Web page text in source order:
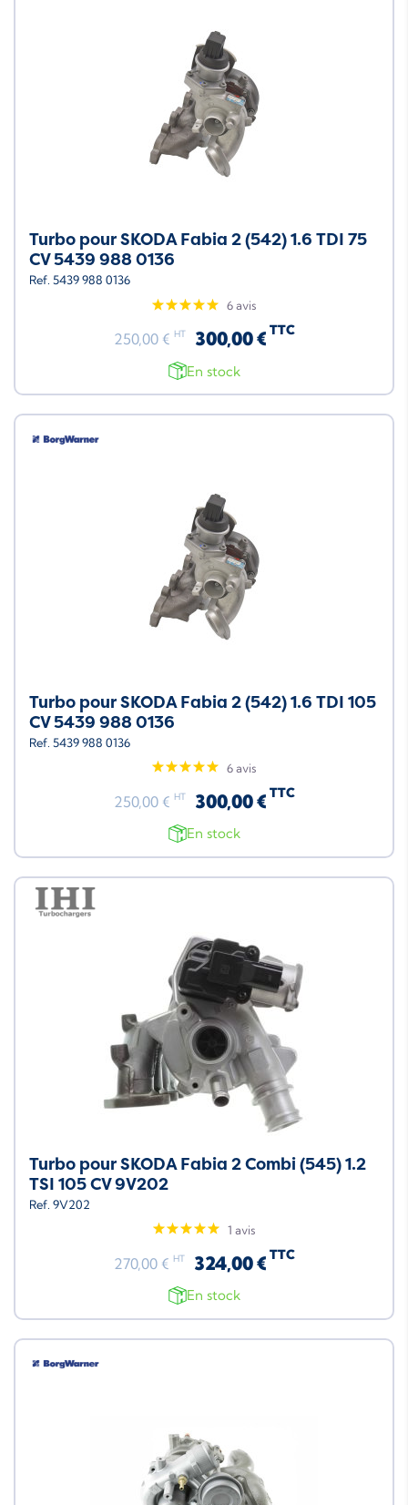
Turbo pour SKODA Fabia 2 (542) 1.6 TDI 75
CV 5439 988 0136
Ref. 5439 988 0136
6 avis
250,00 € HT 300,00 € TTC
En stock
Turbo pour SKODA Fabia 2 (542) 1.6 TDI 105
CV 5439 988 0136
Ref. 5439 988 0136
6 avis
250,00 € HT 300,00 € TTC
En stock
Turbo pour SKODA Fabia 2 Combi (545) 1.2
TSI 105 CV 9V202
Ref. 9V202
1 avis
270,00 € HT 324,00 € TTC
En stock